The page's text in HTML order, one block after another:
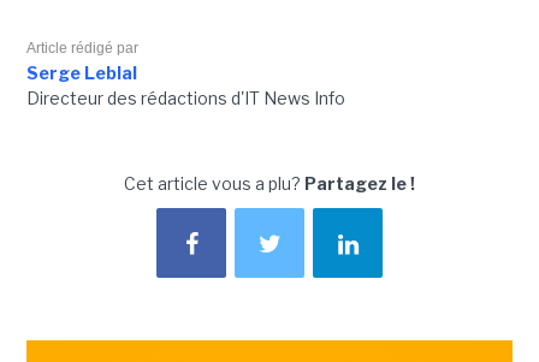
Article rédigé par
Serge Leblal
Directeur des rédactions d'IT News Info
Cet article vous a plu? Partagez le !